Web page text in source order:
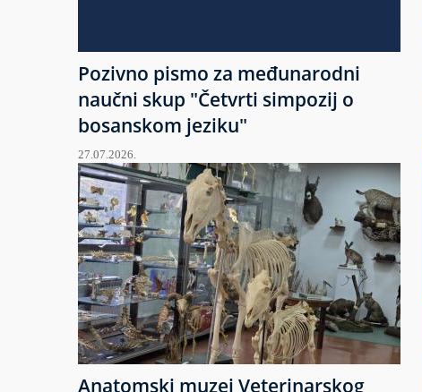
Pozivno pismo za međunarodni
naučni skup "Četvrti simpozij o
bosanskom jeziku"
27.07.2026.
Anatomski muzej Veterinarskog